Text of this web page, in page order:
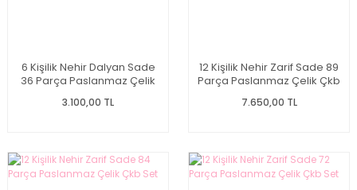
6 Kişilik Nehir Dalyan Sade
36 Parça Paslanmaz Çelik
3.100,00 TL
12 Kişilik Nehir Zarif Sade 89
Parça Paslanmaz Çelik Çkb
7.650,00 TL